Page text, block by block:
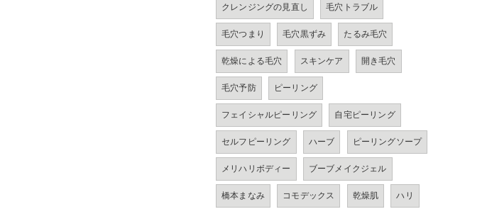
クレンジングの見直し 毛穴トラブル
毛穴つまり 毛穴黒ずみ たるみ毛穴
乾燥による毛穴 スキンケア 開き毛穴
毛穴予防 ピーリング
フェイシャルピーリング 自宅ピーリング
セルフピーリング ハーブ ピーリングソープ
メリハリボディー ブーブメイクジェル
橋本まなみ コモデックス 乾燥肌 ハリ